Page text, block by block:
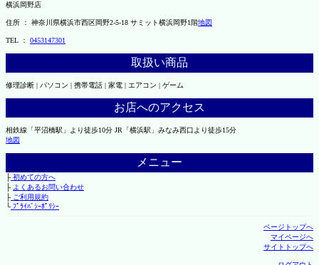
横浜岡野店
住所 ： 神奈川県横浜市西区岡野2-5-18 サミット横浜岡野1階地図
TEL ： 0453147301
取扱い商品
修理診断 | パソコン | 携帯電話 | 家電 | エアコン | ゲーム
お店へのアクセス
相鉄線「平沼橋駅」より徒歩10分 JR「横浜駅」みなみ西口より徒歩15分
地図
メニュー
├初めての方へ
├ よくあるお問い合わせ
├ご利用規約
└ﾌﾟﾗｲﾊﾞｼｰﾎﾟﾘｼｰ
ページトップへ
マイページへ
サイトトップへ